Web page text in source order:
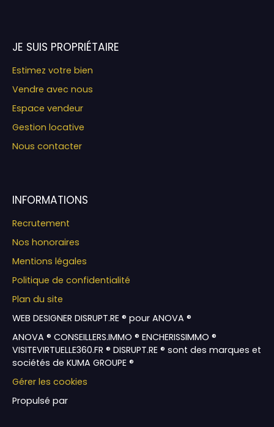
JE SUIS PROPRIÉTAIRE
Estimez votre bien
Vendre avec nous
Espace vendeur
Gestion locative
Nous contacter
INFORMATIONS
Recrutement
Nos honoraires
Mentions légales
Politique de confidentialité
Plan du site
WEB DESIGNER DISRUPT.RE ® pour ANOVA ®
ANOVA ® CONSEILLERS.IMMO ® ENCHERISSIMMO ®
VISITEVIRTUELLE360.FR ® DISRUPT.RE ® sont des marques et
sociétés de KUMA GROUPE ®
Gérer les cookies
Propulsé par